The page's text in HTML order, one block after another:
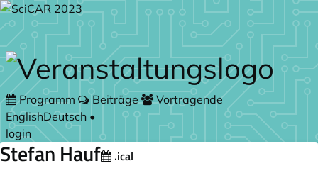
Zum Hauptteil springen
Programm Beiträge
Vortragende
EnglishDeutsch •
login
Stefan Hauf .ical